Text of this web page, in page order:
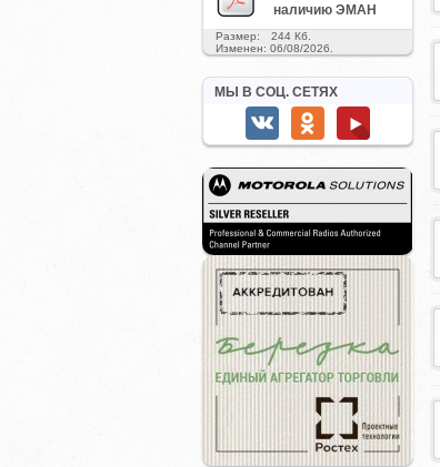
наличию ЭМАН
Размер: 244 Кб.
Изменен: 06/08/2026.
МЫ В СОЦ. СЕТЯХ